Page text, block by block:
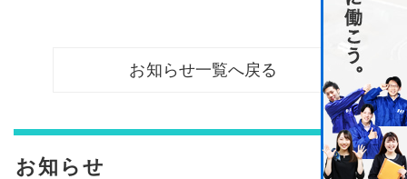
お知らせ一覧へ戻る
お知らせ